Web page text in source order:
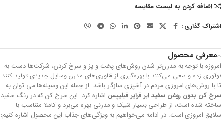
اضافه کردن به لیست مقایسه
اشتراک گذاری :
معرفی محصول
امروزه با توجه به مدرن‌تر شدن روش‌های پخت و پز و سرخ کردن، شرکت‌ها دست به
نوآوری زده و سعی می‌کنند با بهره‌گیری از فناوری‌های مدرن وسایل جدیدی تولید کنند
تا با روش‌های امروزی مردم در آشپزی سازگار باشد. از جمله این وسیله‌ها می توان به
سرخ کن بدون روغن سفید ایر فرایر فیلیپس اشاره کرد. این سرخ کن که در رنگ سفید
ساخته شده است، از طراحی بسیار شیک و مدرنی بهره می‌برد و کاملا متناسب با
سلایق امروزی است. در ادامه می‌خواهیم به ویژگی‌های جذاب این محصول اشاره کنیم: